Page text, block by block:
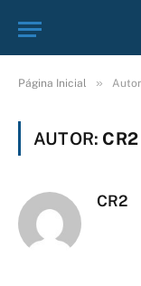
Página Inicial »
AUTOR: CR2
CR2